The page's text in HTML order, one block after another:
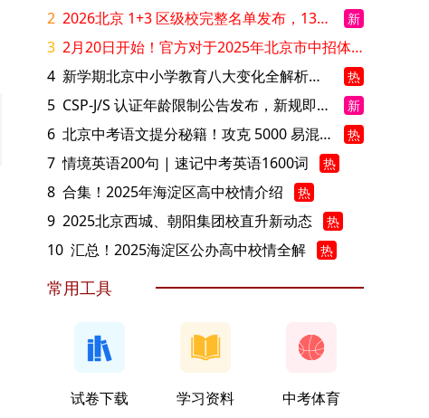
2 2026北京 1+3 区级校完整名单发布，13549 个名额该如何规划报考？ 新
3
2月20日开始！官方对于2025年北京市中招体检问题解答！
4
新学期北京中小学教育八大变化全解析：学位、政策、教学等方面迎新变革 热
5 CSP-J/S 认证年龄限制公告发布，新规即日起实施！ 新
6 北京中考语文提分秘籍！攻克 5000 易混易错字 热
7 情境英语200句 | 速记中考英语1600词 热
8 合集！2025年海淀区高中校情介绍 热
9 2025北京西城、朝阳集团校直升新动态 热
10 汇总！2025海淀区公办高中校情全解 热
常用工具
试卷下载 学习资料 中考体育